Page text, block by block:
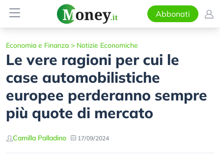
Abbonati
Economia e Finanza > Notizie Economiche
Le vere ragioni per cui le
case automobilistiche
europee perderanno sempre
più quote di mercato
Camilla Palladino 17/09/2024